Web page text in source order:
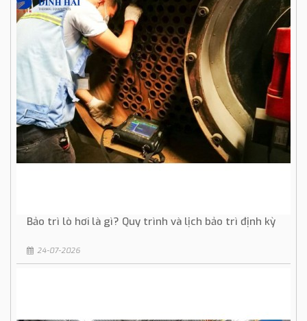
Bảo trì lò hơi là gì? Quy trình và lịch bảo trì định kỳ
24-07-2026